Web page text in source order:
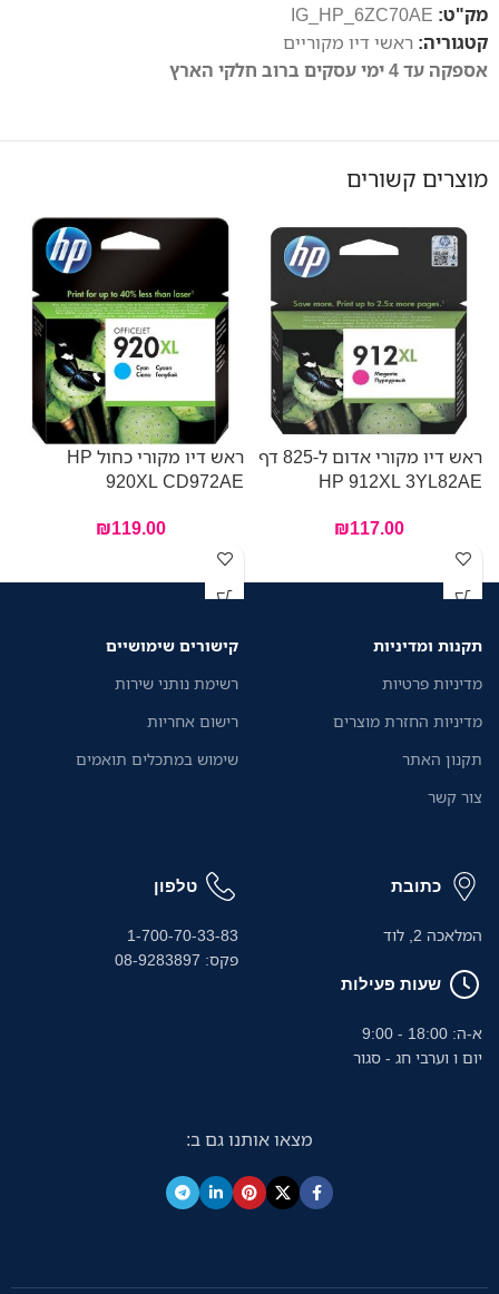
מק"ט: IG_HP_6ZC70AE
קטגוריה: ראשי דיו מקוריים
אספקה עד 4 ימי עסקים ברוב חלקי הארץ
מוצרים קשורים
ראש דיו מקורי אדום ל-825 דף
HP 912XL 3YL82AE
₪117.00
ראש דיו מקורי כחול HP
920XL CD972AE
₪119.00
תקנות ומדיניות
מדיניות פרטיות
מדיניות החזרת מוצרים
תקנון האתר
צור קשר
קישורים שימושיים
רשימת נותני שירות
רישום אחריות
שימוש במתכלים תואמים
כתובת
המלאכה 2, לוד
שעות פעילות
א-ה: 18:00 - 9:00
יום ו וערבי חג - סגור
טלפון
1-700-70-33-83
פקס: 08-9283897
מצאו אותנו גם ב: